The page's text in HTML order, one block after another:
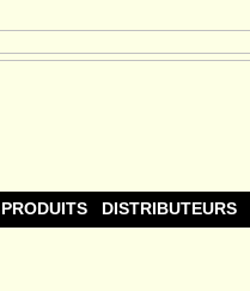
PRODUITS DISTRIBUTEURS